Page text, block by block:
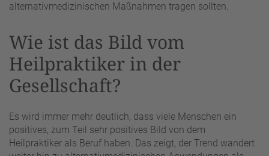
alternativmedizinischen Maßnahmen tragen sollten.
Wie ist das Bild vom
Heilpraktiker in der
Gesellschaft?
Es wird immer mehr deutlich, dass viele Menschen ein
positives, zum Teil sehr positives Bild von dem
Heilpraktiker als Beruf haben. Das zeigt, der Trend wandert